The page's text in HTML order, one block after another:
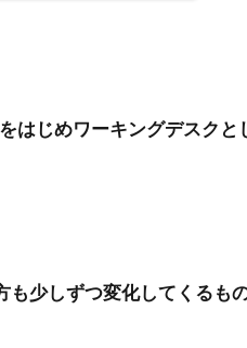
じめワーキングデスク
少しずつ変化してくるもの